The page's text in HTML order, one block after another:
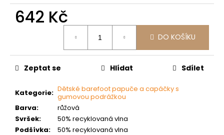
642 Kč
DO KOŠÍKU
Kategorie: Dětské barefoot papuče a capáčky s
gumovou podrážkou
Barva:
růžová
Svršek:
50% recyklovaná vlna
Podšívka:
50% recyklovaná vlna
Zeptat se Hlídat Sdílet
č
u
m
e